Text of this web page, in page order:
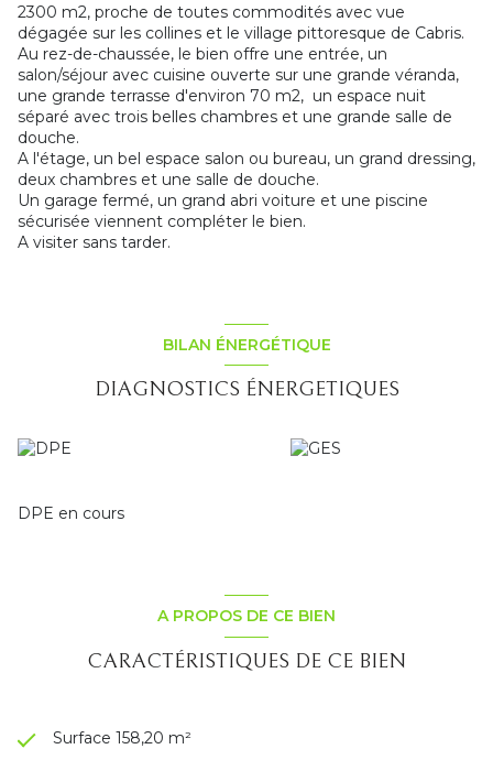
2300 m2, proche de toutes commodités avec vue
dégagée sur les collines et le village pittoresque de Cabris.
Au rez-de-chaussée, le bien offre une entrée, un
salon/séjour avec cuisine ouverte sur une grande véranda,
une grande terrasse d'environ 70 m2, un espace nuit
séparé avec trois belles chambres et une grande salle de
douche.
A l'étage, un bel espace salon ou bureau, un grand dressing,
deux chambres et une salle de douche.
Un garage fermé, un grand abri voiture et une piscine
sécurisée viennent compléter le bien.
A visiter sans tarder.
BILAN ÉNERGÉTIQUE
DIAGNOSTICS ÉNERGETIQUES
DPE en cours
A PROPOS DE CE BIEN
CARACTÉRISTIQUES DE CE BIEN
Surface 158,20 m²